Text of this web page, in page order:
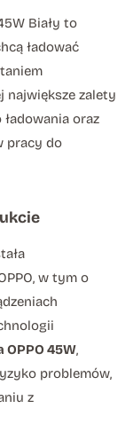
Biały to
ładować
największe zalety
oraz
pracy do
w tym o
45W,
problemów,
z